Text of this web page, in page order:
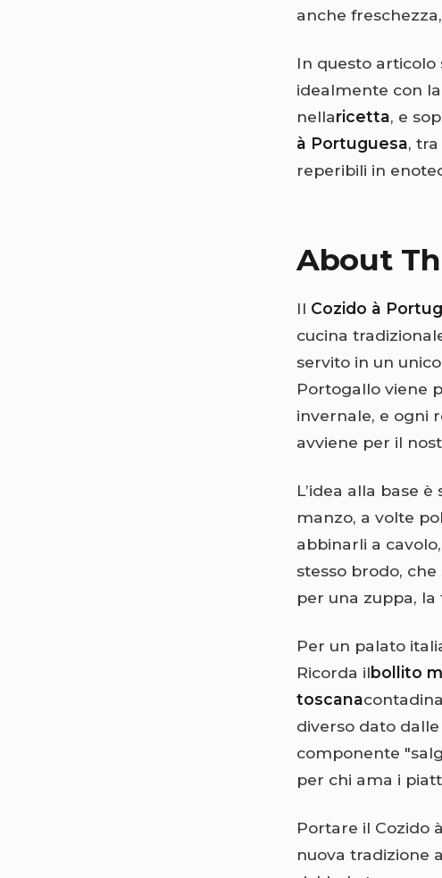
anche
In questo
idealmente con la
nellaricetta, e
à Portuguesa,
reperibili in
About
Il Cozido à
cucina
servito in un
Portogallo viene
invernale, e ogni
avviene per il
L’idea alla base
manzo, a volte
abbinarli a
stesso brodo,
per una zuppa, la
Per un palato
Ricorda ilbollito
toscana
diverso dato
componente
per chi ama i
Portare il Cozido
nuova tradizione